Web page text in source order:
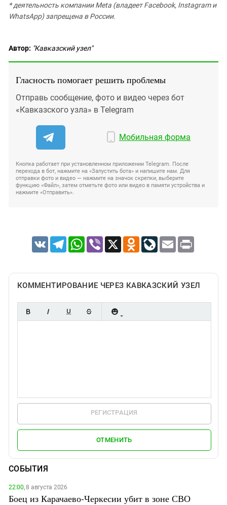
* деятельность компании Meta (владеет Facebook, Instagram и
WhatsApp) запрещена в России.
Автор: "Кавказский узел"
Гласность помогает решить проблемы
Отправь сообщение, фото и видео через бот
«Кавказского узла» в Telegram
Мобильная форма
Кнопка работает при установленном приложении Telegram. После
перехода в бот, нажмите на «Запустить бота» и напишите нам. Для
отправки фото и видео — нажмите на значок скрепки, выберите
функцию «Файл», затем отметьте фото или видео в памяти устройства и
нажмите «Отправить».
VK TelegramWhatsApp
Viber X Odnoklassniki
LiveJournal
Email Print
КОММЕНТИРОВАНИЕ ЧЕРЕЗ КАВКАЗСКИЙ УЗЕЛ
РЕГИСТРАЦИЯ
ОТМЕНИТЬ
СОБЫТИЯ
22:00,8 августа 2026
Боец из Карачаево-Черкесии убит в зоне СВО